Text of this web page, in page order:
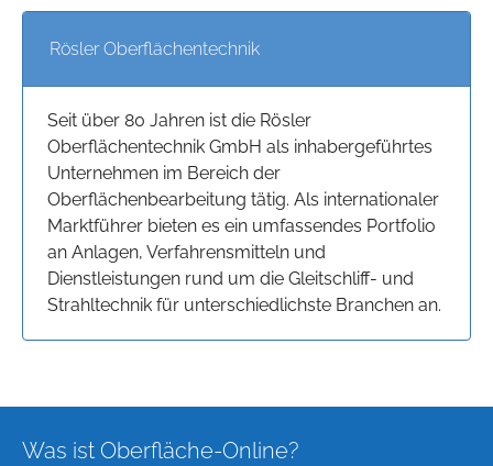
Rösler Oberflächentechnik
Seit über 80 Jahren ist die Rösler
Oberflächentechnik GmbH als inhabergeführtes
Unternehmen im Bereich der
Oberflächenbearbeitung tätig. Als internationaler
Marktführer bieten es ein umfassendes Portfolio
an Anlagen, Verfahrensmitteln und
Dienstleistungen rund um die Gleitschliff- und
Strahltechnik für unterschiedlichste Branchen an.
Was ist Oberfläche-Online?